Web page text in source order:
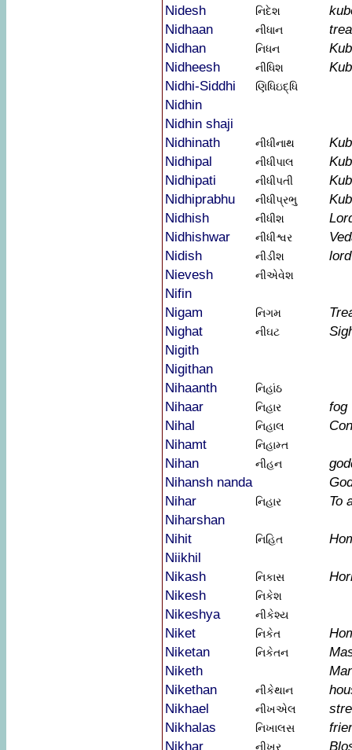
Nidesh
નિદેશ
Nidhaan
નીધાન
Nidhan
નિધન
Nidheesh
નીધિશ
Nidhi-Siddhi
ણિધિઇદ્ધિ
Nidhin
Nidhin shaji
Nidhinath
નીધીનાથ
Nidhipal
નીધીપાલ
Nidhipati
નીધીપતી
Nidhiprabhu
નીધીપ્રભુ
Nidhish
નીધીશ
Nidhishwar
નીધીશ્વર
Nidish
નીડીશ
Nievesh
નીએવેશ
Nifin
Nigam
નિગમ
Nighat
નીઘટ
Nigith
Nigithan
Nihaanth
નિહાંઠ
Nihaar નિહાર
fog
Nihal
નિહાલ
Nihamt
નિહામ્ત
Nihan નીહન
Nihansh nanda
Nihar
નિહાર
To
Niharshan
Nihit
નિહિત
Niikhil
Nikash
નિકાસ
Nikesh
નિકેશ
Nikeshya નીકેશ્ય
Niket નિકેત
Niketan
નિકેતન
Niketh
Nikethan
નીકેથાન
Nikhael
નીખએલ
Nikhalas
નિખાલસ
Nikhar
નીખર